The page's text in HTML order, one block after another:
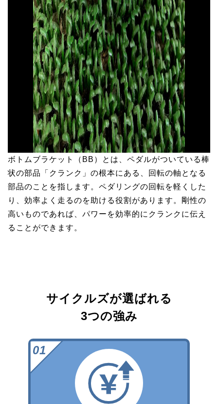
ボトムブラケット（BB）とは、ペダルがついている棒
状の部品「クランク」の根本にある、回転の軸となる
部品のことを指します。ペダリングの回転を軽くした
り、効率よく走るのを助ける役割があります。剛性の
高いものであれば、パワーを効率的にクランクに伝え
ることができます。
サイクルズが選ばれる
3つの強み